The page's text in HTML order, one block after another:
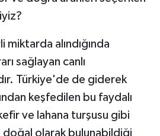
alındığında
sağlayan canlı
Türkiye'de de giderek
keşfedilen bu faydalı
ve lahana turşusu gibi
olarak bulunabildiği